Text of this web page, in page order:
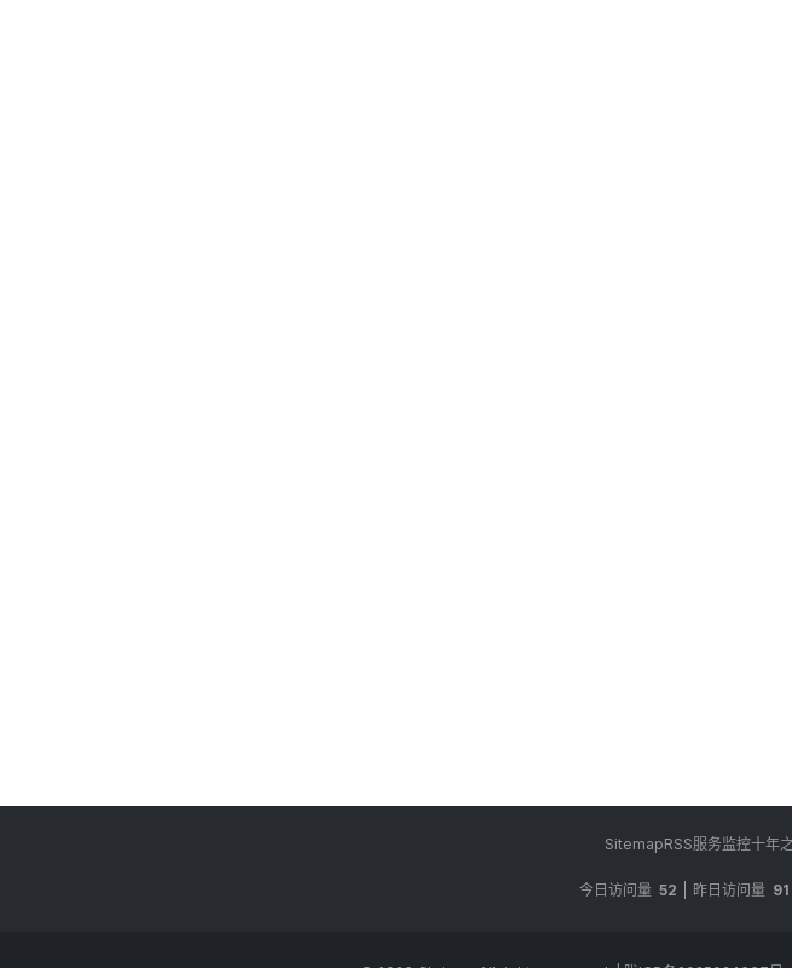
SitemapRSS服务监控十年
今日访问量 52 昨日访问量 91